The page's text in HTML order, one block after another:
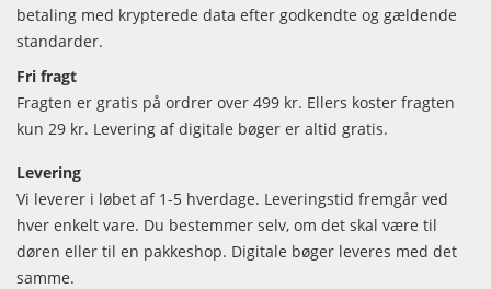
betaling med krypterede data efter godkendte og gældende
standarder.
Fri fragt
Fragten er gratis på ordrer over 499 kr. Ellers koster fragten
kun 29 kr. Levering af digitale bøger er altid gratis.
Levering
Vi leverer i løbet af 1-5 hverdage. Leveringstid fremgår ved
hver enkelt vare. Du bestemmer selv, om det skal være til
døren eller til en pakkeshop. Digitale bøger leveres med det
samme.